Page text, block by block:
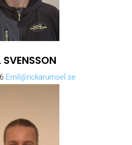
SVENSSON
Emil@rickarumsel.se